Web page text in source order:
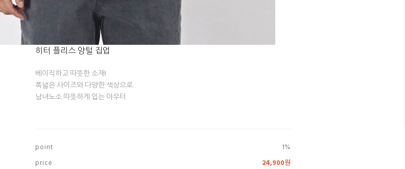
히터 플리스 양털 집업
베이직하고 따뜻한 소재!
폭넓은 사이즈와 다양한 색상으로
남녀노소 따뜻하게 입는 아우터
p o i n t
1%
p r i c e
24,900원